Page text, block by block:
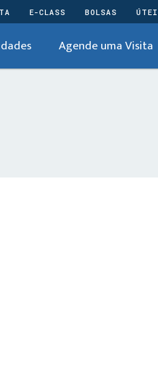
E-CLASS BOLSAS
Agende uma Visita